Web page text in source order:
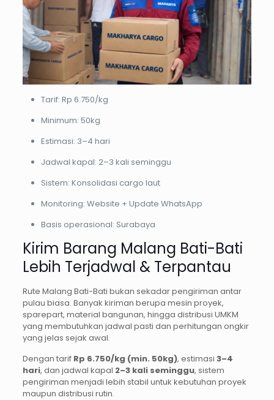
Tarif: Rp 6.750/kg
Minimum: 50kg
Estimasi: 3–4 hari
Jadwal kapal: 2–3 kali seminggu
Sistem: Konsolidasi cargo laut
Monitoring: Website + Update WhatsApp
Basis operasional: Surabaya
Kirim Barang Malang Bati-Bati
Lebih Terjadwal & Terpantau
Rute Malang Bati-Bati bukan sekadar pengiriman antar
pulau biasa. Banyak kiriman berupa mesin proyek,
sparepart, material bangunan, hingga distribusi UMKM
yang membutuhkan jadwal pasti dan perhitungan ongkir
yang jelas sejak awal.
Dengan tarif Rp 6.750/kg (min. 50kg), estimasi 3–4
hari, dan jadwal kapal 2–3 kali seminggu, sistem
pengiriman menjadi lebih stabil untuk kebutuhan proyek
maupun distribusi rutin.